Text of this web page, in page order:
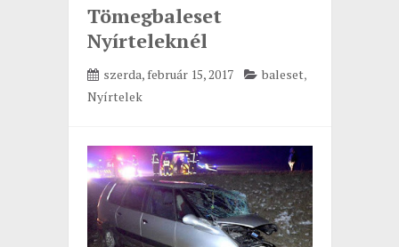
Tömegbaleset
Nyírteleknél
szerda, február 15, 2017 baleset,
Nyírtelek